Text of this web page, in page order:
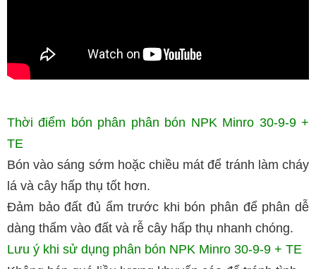
Thời điểm bón phân phân bón NPK Minro 30-9-9 +
TE
Bón vào sáng sớm hoặc chiều mát để tránh làm cháy
lá và cây hấp thụ tốt hơn.
Đảm bảo đất đủ ẩm trước khi bón phân để phân dễ
dàng thấm vào đất và rễ cây hấp thụ nhanh chóng.
Lưu ý khi sử dụng phân bón NPK Minro 30-9-9 + TE